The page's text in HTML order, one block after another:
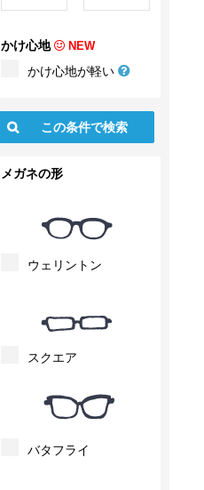
かけ心地 NEW
かけ心地が軽い
メガネの形
ウェリントン
スクエア
バタフライ